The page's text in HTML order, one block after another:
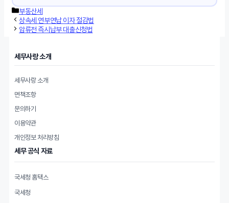
카
테
고
부동산세
상속세 연부연납 이자 절감법
압류전 즉시납부 대출신청법
세무사랑 소개
세무사랑 소개
면책조항
문의하기
이용약관
개인정보 처리방침
세무 공식 자료
국세청 홈택스
국세청